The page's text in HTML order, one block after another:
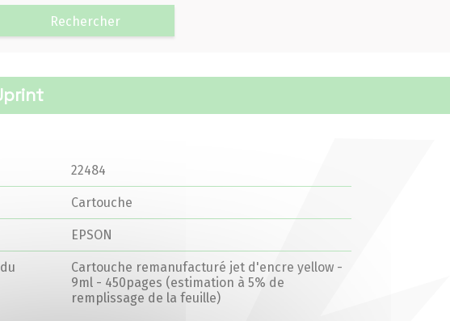
Rechercher
22484
Cartouche
EPSON
Cartouche remanufacturé jet d'encre yellow -
9ml - 450pages (estimation à 5% de
remplissage de la feuille)